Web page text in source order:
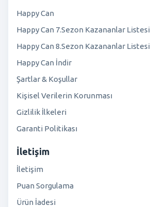
Happy Can
Happy Can 7.Sezon Kazananlar Listesi
Happy Can 8.Sezon Kazananlar Listesi
Happy Can İndir
Şartlar & Koşullar
Kişisel Verilerin Korunması
Gizlilik İlkeleri
Garanti Politikası
İletişim
İletişim
Puan Sorgulama
Ürün İadesi